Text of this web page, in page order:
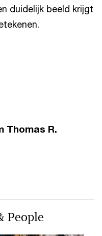
duidelijk beeld krijgt
Thomas R.
People